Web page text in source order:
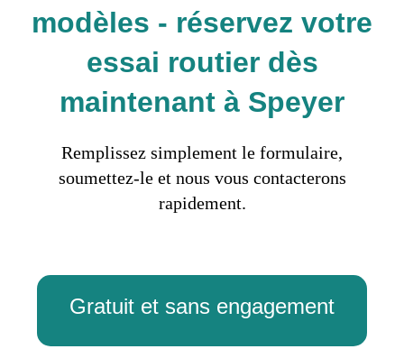
modèles - réservez votre
essai routier dès
maintenant à Speyer
Remplissez simplement le formulaire,
soumettez-le et nous vous contacterons
rapidement.
Gratuit et sans engagement